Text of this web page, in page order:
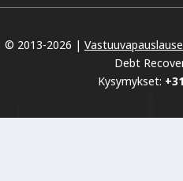
© 2013-2026 |
Debt
Kysymykset: